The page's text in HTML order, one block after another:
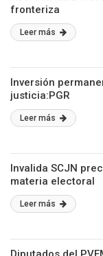
fronteriza
Leer más
Inversión
justicia:PGR
Leer más
Invalida SCJN
materia electoral
Leer más